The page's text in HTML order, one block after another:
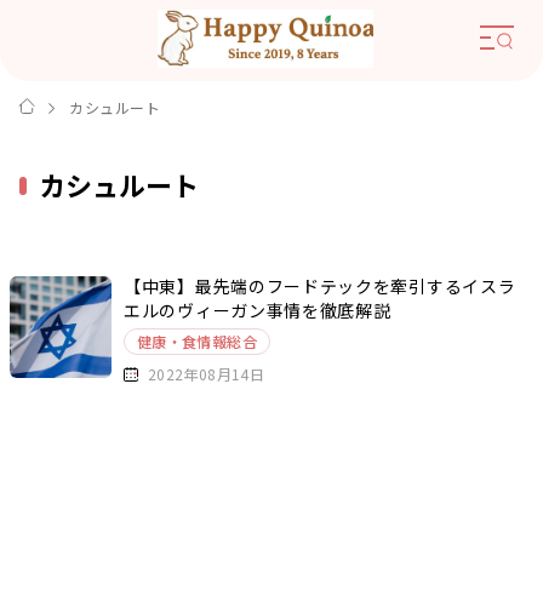
カシュルート
カシュルート
【中東】最先端のフードテックを牽引するイスラ
エルのヴィーガン事情を徹底解説
健康・食情報総合
2022年08月14日